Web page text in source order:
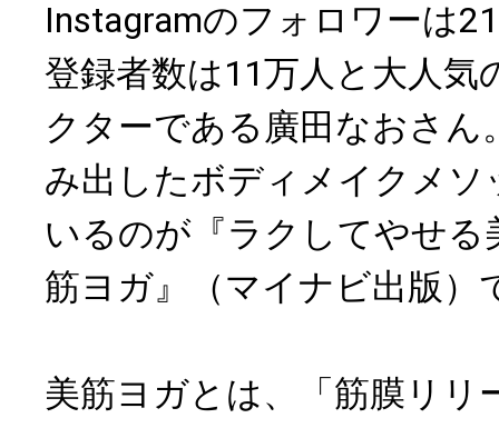
Instagramのフォロワーは
登録者数は11万人と大人気
クターである廣田なおさん
み出したボディメイクメソ
いるのが『ラクしてやせ
筋ヨガ』（マイナビ出版）
美筋ヨガとは、「筋膜リリ